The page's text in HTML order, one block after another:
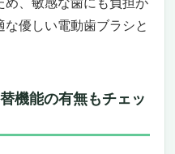
どこでも「やさしさ」
め、敏感な歯にも負担が
優しい電動歯ブラシと
機能の有無もチェッ